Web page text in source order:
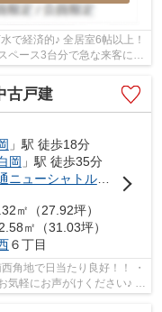
で経済的♪ 全居室6帖以上！
ペース3台分で急な来客にも
古戸建
」駅 徒歩18分
岡 」駅 徒歩35分
埼玉新都市交通ニューシャトル
「 伊奈中央
㎡（27.92坪）
㎡（31.03坪）
６丁目